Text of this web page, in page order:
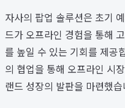
자사의 팝업 솔루션은 초기
드가 오프라인 경험을 통해
를 높일 수 있는 기회를 제공
의 협업을 통해 오프라인 시
랜드 성장의 발판을 마련했